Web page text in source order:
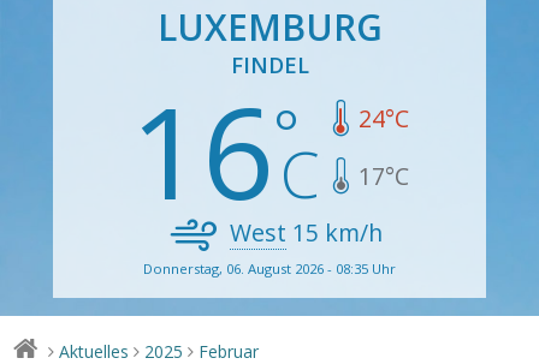
LUXEMBURG
FINDEL
16 24°C
17°C
West 15 km/h
Donnerstag, 06. August 2026 - 08:35 Uhr
> Aktuelles > 2025 > Februar